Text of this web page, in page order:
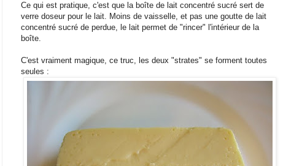
Ce qui est pratique, c'est que la boîte de lait concentré sucré sert de
verre doseur pour le lait. Moins de vaisselle, et pas une goutte de lait
concentré sucré de perdue, le lait permet de "rincer" l'intérieur de la
boîte.
C'est vraiment magique, ce truc, les deux "strates" se forment toutes
seules :